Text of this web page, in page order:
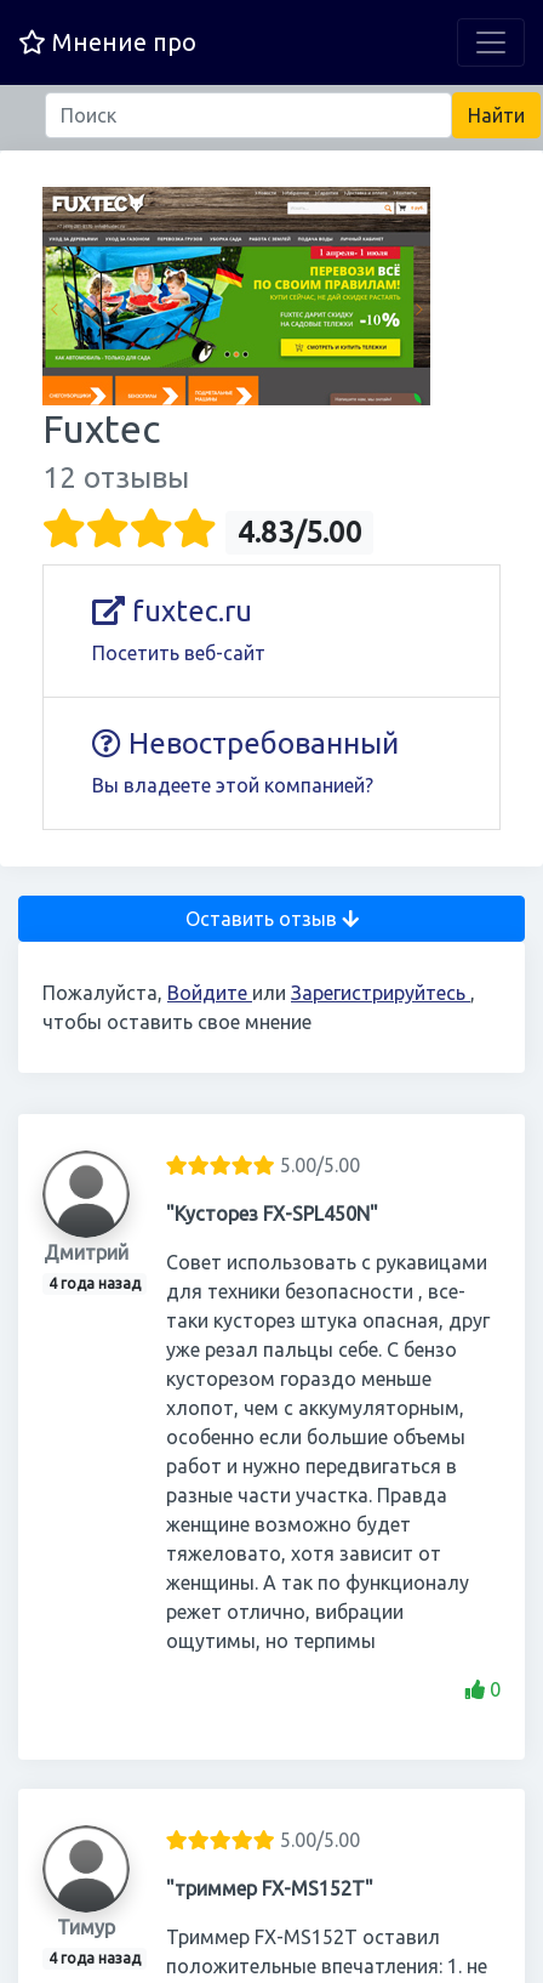
Мнение про
Fuxtec
12 отзывы
4.83/5.00
fuxtec.ru
Посетить веб-сайт
Невостребованный
Вы владеете этой компанией?
Оставить отзыв
Пожалуйста, Войдите или Зарегистрируйтесь ,
чтобы оставить свое мнение
Дмитрий
4 года назад
5.00/5.00
"Кусторез FX-SPL450N"
Совет использовать с рукавицами
для техники безопасности , все-
таки кусторез штука опасная, друг
уже резал пальцы себе. С бензо
кусторезом гораздо меньше
хлопот, чем с аккумуляторным,
особенно если большие объемы
работ и нужно передвигаться в
разные части участка. Правда
женщине возможно будет
тяжеловато, хотя зависит от
женщины. А так по функционалу
режет отлично, вибрации
ощутимы, но терпимы
0
Тимур
4 года назад
5.00/5.00
"триммер FX-MS152T"
Триммер FX-MS152T оставил
положительные впечатления: 1. не